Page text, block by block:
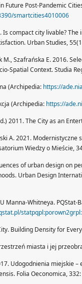
Future Post-Pandemic
smartcities4010006
Is compact city livable?
Urban Studies,
M., Szafrańska E. 2016.
Spatial Context. Studia
(Archipedia: https://
(Archipedia: https://
2011. The City as an
A. 2021.
Wiedzy o Mieście,
of urban design on
Urban Design
Manna-Whitneya. PQStat-
Building Density for
miasta i jej
Udogodnienia miejskie
Folia Oeconomica,